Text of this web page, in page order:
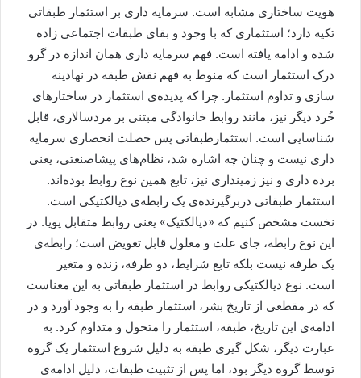
هویت ساختاری مشابه است. سرمایه داری بر استثمار طبقاتی
تکیه دارد؛ استثماری که با وجود و بقای طبقات اجتماعی زاده
شده و ادامه یافته است. فهم سرمایه داری همان اندازه در گرو
درک استثمار است که منوط به فهم نقش طبقه در نهادینه
سازی و تداوم استثمار. چرا که پدیده‌ی استثمار در ساختارهای
خُرد دیگر نیز، مانند روابط خانوادگی مبتنی بر مردسالاری، قابل
شناسایی است. استثمارطبقاتی پس خصلت انحصاری سرمایه
داری نیست و چنان چه اشاره شد، نظام‌های پیشاصنعتی، یعنی
برده داری و نیز زمینداری نیز، تابع همین نوع روابط بوده‌اند.
استثمار طبقاتی دربرگیرنده‌ی یک رابطه‌ی دیالکتیکی است.
نخست مشخص کنیم که «دیالکتیک» یعنی روابط متقابل پویا. در
این نوع رابطه، جای علت و معلول قابل تعویض است؛ رابطه‌ی
یک طرفه نیست بلکه تابع شرایط، دو طرفه، زنده و متغیر
است. نوع دیالکتیکی روابط در استثمار طبقاتی به این معناست
که در مقطعی از تاریخ بشر، استثمار طبقه را به وجود آورد و در
ادامه‌ی این تاریخ، طبقه، استثمار را متحول و متداوم کرد. به
عبارت دیگر، شکل گیری طبقه به دلیل شروع استثمار یک گروه
توسط گروه دیگر بود، اما پس از تثبیت طبقات، دلیل ادامه‌ی